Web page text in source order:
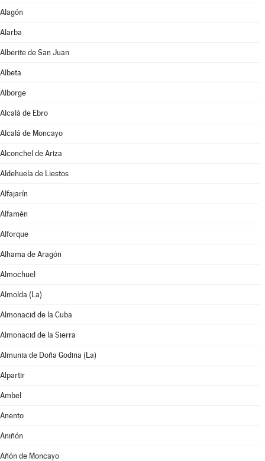
Alagón
Alarba
Alberite de San Juan
Albeta
Alborge
Alcalá de Ebro
Alcalá de Moncayo
Alconchel de Ariza
Aldehuela de Liestos
Alfajarín
Alfamén
Alforque
Alhama de Aragón
Almochuel
Almolda (La)
Almonacid de la Cuba
Almonacid de la Sierra
Almunia de Doña Godina (La)
Alpartir
Ambel
Anento
Aniñón
Añón de Moncayo